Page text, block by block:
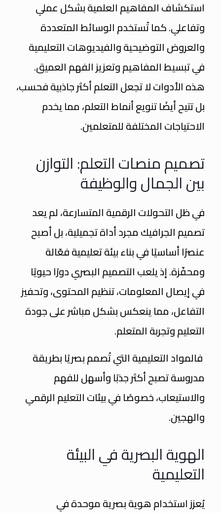
استكشاف المفاهيم العلمية بشكل عملي
وتفاعلي. كما تُستخدم الوسائط المتعددة
والعروض التوضيحية والفيديوهات التعليمية
في تبسيط المفاهيم وتعزيز الفهم العميق.
هذه الأدوات لا تجعل التعلم أكثر جاذبية فحسب،
بل تتيح أيضًا تنويع أنماط التعلم، مما يخدم
الاحتياجات المختلفة للمتعلمين.
تصميم منصات التعلم: التوازن
بين الجمال والوظيفة
في ظل التحولات الرقمية المتسارعة، لم يعد
تصميم الجرافيك مجرد أداة تجميلية، بل أصبح
عنصرًا أساسيًا في بناء بيئة تعليمية فعّالة
ومحفّزة. إذ يلعب التصميم البصري دورًا حيويًا
في إيصال المعلومات، تنظيم المحتوى، وتحفيز
التفاعل، مما ينعكس بشكل مباشر على جودة
التعليم وتجربة المتعلم.
فالمواد التعليمية التي تُصمم بصريًا بطريقة
مدروسة تصبح أكثر جذبًا وأسهل للفهم
والاستيعاب، خصوصًا في بيئات التعليم الرقمي
والهجين.
الهوية البصرية في البيئة
التعليمية
يُعزز استخدام هوية بصرية موحدة في